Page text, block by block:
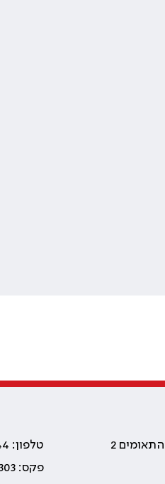
טלפון: 03-6100444
פקס: 03-5753303